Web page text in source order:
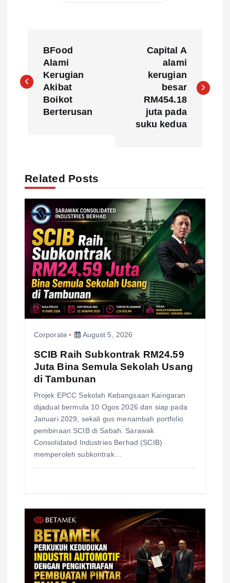
s
v
BFood
Alami
Kerugian
Akibat
Boikot
Berterusan
Capital A
alami
kerugian
besar
RM454.18
juta pada
suku kedua
Related Posts
Corporate August 5, 2026
SCIB Raih Subkontrak RM24.59
Juta Bina Semula Sekolah Usang
di Tambunan
Projek EPCC Sekolah Kebangsaan Kaingaran
dijadual bermula 10 Ogos 2026 dan siap pada
Januari 2029, sekali gus menambah portfolio
pembinaan SCIB di Sabah. Sarawak
Consolidated Industries Berhad (SCIB)
memperoleh subkontrak…